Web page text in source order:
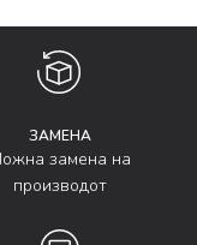
ЗАМЕНА
замена на
производот